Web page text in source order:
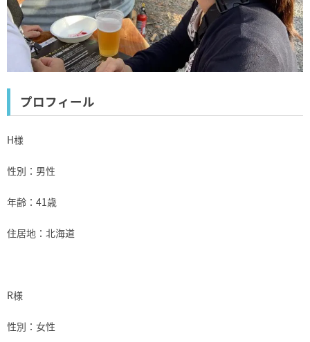
プロフィール
H様
性別：男性
年齢：41歳
住居地：北海道
R様
性別：女性